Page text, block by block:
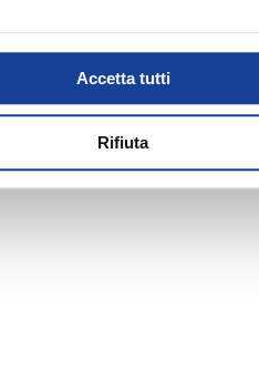
Accetta tutti
Rifiuta
e soprattutto molto
modelli di scarpe a caso,
per capire quali fossero le
tenendo conto di
non trovavo da anni una